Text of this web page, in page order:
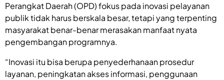
Perangkat Daerah (OPD) fokus pada inovasi pelayanan
publik tidak harus berskala besar, tetapi yang terpenting
masyarakat benar-benar merasakan manfaat nyata
pengembangan programnya.
“Inovasi itu bisa berupa penyederhanaan prosedur
layanan, peningkatan akses informasi, penggunaan